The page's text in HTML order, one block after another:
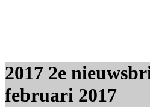
2017 2e
februari 2017